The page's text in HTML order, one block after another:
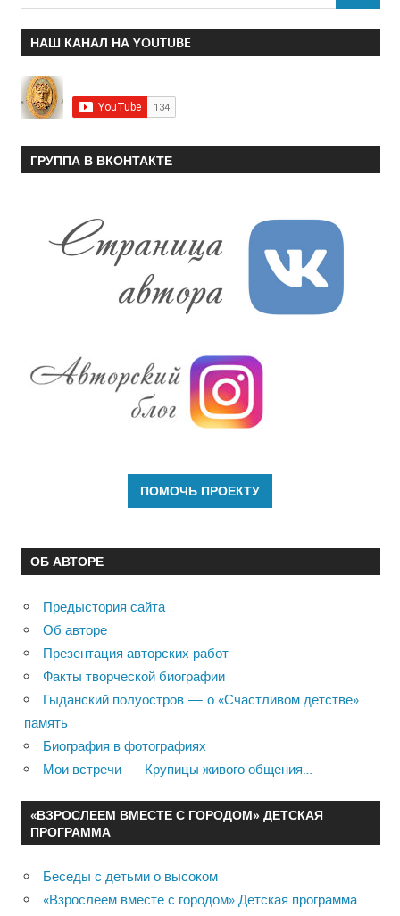
НАШ КАНАЛ НА YOUTUBE
ГРУППА В ВКОНТАКТЕ
ОБ АВТОРЕ
Предыстория сайта
Об авторе
Презентация авторских работ
Факты творческой биографии
Гыданский полуостров — о «Счастливом детстве»
память
Биография в фотографиях
Мои встречи — Крупицы живого общения…
«ВЗРОСЛЕЕМ ВМЕСТЕ С ГОРОДОМ» ДЕТСКАЯ
ПРОГРАММА
Беседы с детьми о высоком
«Взрослеем вместе с городом» Детская программа